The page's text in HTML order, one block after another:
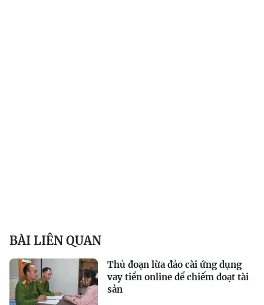
BÀI LIÊN QUAN
Thủ đoạn lừa đảo cài ứng dụng
vay tiền online để chiếm đoạt tài
sản